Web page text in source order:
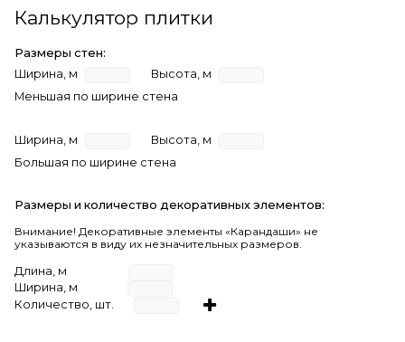
Калькулятор плитки
Размеры стен:
Ширина, м
Высота, м
Меньшая по ширине стена
Ширина, м
Высота, м
Большая по ширине стена
Размеры и количество декоративных элементов:
Внимание! Декоративные элементы «Карандаши» не
указываются в виду их незначительных размеров.
Длина, м
Ширина, м
Количество, шт.